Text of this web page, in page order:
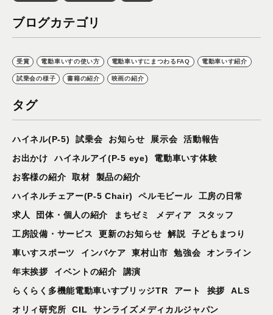
ブログカテゴリ
受賞 電動車いすの使い方 電動車いすにまつわるFAQ 電動車いす紹介
試乗会の様子 書籍の紹介 映画の紹介
タグ
ハイネル(P-5) 試乗会 お知らせ 展示会
活動報告
お出かけ
ハイネルアイ(P-5 eye)
電動車いす体験
お客様の紹介
取材
製品の紹介
ハイネルチェアー(P-5 Chair)
ペルモビール
工房の日常
求人
団体・個人の紹介 まちゼミ メディア
スタッフ
工房設備・サービス
更新のお知らせ 解説
子どもまつり
車いすスポーツ
インバケア 東村山市 勉強会
オンライン
年末挨拶
イベントの紹介
講演
らくらく多機能電動車いすブリッジTR
アート 挨拶
ALS
オリィ研究所
CIL
サンライズメディカルジャパン